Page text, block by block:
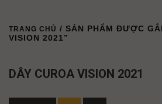
TRANG CHỦ / SẢN PHẨM ĐƯỢC
VISION 2021”
DÂY CUROA VISION 2021